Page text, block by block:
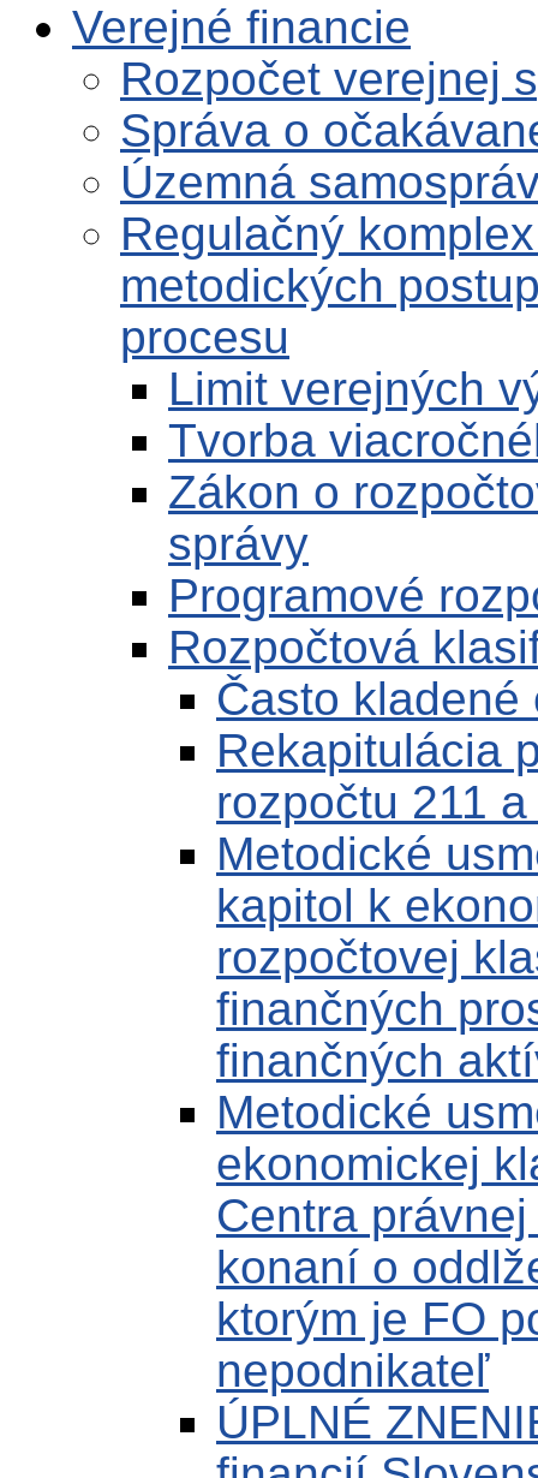
Verejné financie
Rozpočet verejnej
Správa o
Územná
Regulačný
metodických
procesu
Limit verejných
Tvorba
Zákon o
správy
Programové
Rozpočtová
Často kladené
Rekapitulácia
rozpočtu 211
Metodické
kapitol k
rozpočtovej
finančných
finančných
Metodické
ekonomickej
Centra
konaní o
ktorým je FO
nepodnikateľ
ÚPLNÉ